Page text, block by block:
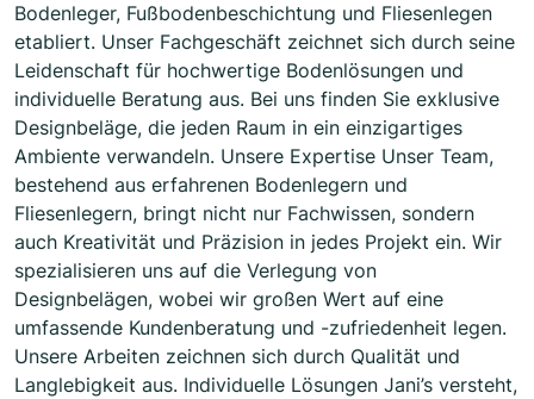
Bodenleger, Fußbodenbeschichtung und Fliesenlegen
etabliert. Unser Fachgeschäft zeichnet sich durch seine
Leidenschaft für hochwertige Bodenlösungen und
individuelle Beratung aus. Bei uns finden Sie exklusive
Designbeläge, die jeden Raum in ein einzigartiges
Ambiente verwandeln. Unsere Expertise Unser Team,
bestehend aus erfahrenen Bodenlegern und
Fliesenlegern, bringt nicht nur Fachwissen, sondern
auch Kreativität und Präzision in jedes Projekt ein. Wir
spezialisieren uns auf die Verlegung von
Designbelägen, wobei wir großen Wert auf eine
umfassende Kundenberatung und -zufriedenheit legen.
Unsere Arbeiten zeichnen sich durch Qualität und
Langlebigkeit aus. Individuelle Lösungen Jani’s versteht,